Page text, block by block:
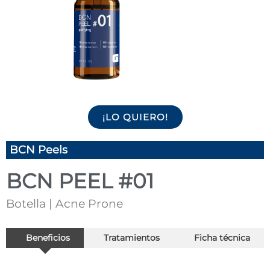
¡LO QUIERO!
BCN Peels
BCN PEEL #01
Botella | Acne Prone
Beneficios Tratamientos Ficha técnica